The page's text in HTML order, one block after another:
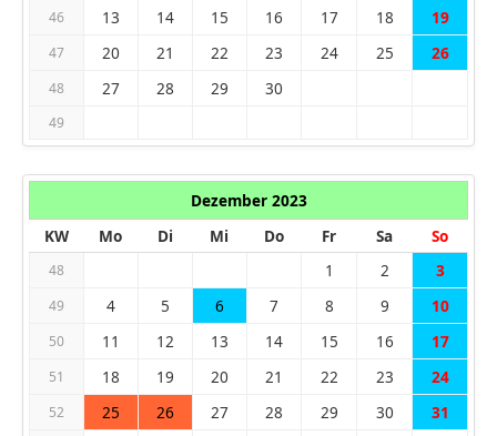
46 13 14 15 16 17 18 19
47 20 21 22 23 24 25 26
48 27 28 29 30
49
Dezember 2023
KW
Mo Di Mi Do Fr Sa So
48 1 2 3
49 4 5 6 7 8 9 10
50 11 12 13 14 15 16 17
51 18 19 20 21 22 23 24
52 25 26 27 28 29 30 31